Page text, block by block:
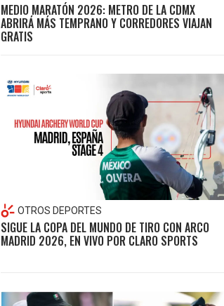
MEDIO MARATÓN 2026: METRO DE LA CDMX
ABRIRÁ MÁS TEMPRANO Y CORREDORES VIAJAN
GRATIS
OTROS DEPORTES
SIGUE LA COPA DEL MUNDO DE TIRO CON ARCO
MADRID 2026, EN VIVO POR CLARO SPORTS